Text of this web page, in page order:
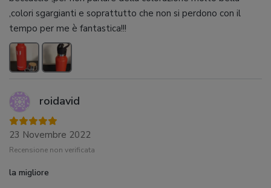
,colori sgargianti e soprattutto che non si perdono con il
tempo per me è fantastica!!!
roidavid
23 Novembre 2022
Recensione non verificata
la migliore